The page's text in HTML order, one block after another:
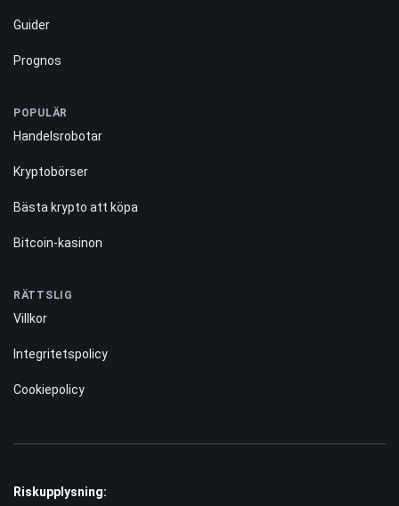
Om oss
Kontakta oss
Redaktionell policy
Betygsmetodik
Recensioner
Guider
Prognos
Handelsrobotar
Kryptobörser